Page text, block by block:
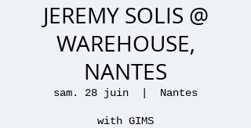
JEREMY SOLIS @
WAREHOUSE,
NANTES
sam. 28 juin Nantes
with GIMS